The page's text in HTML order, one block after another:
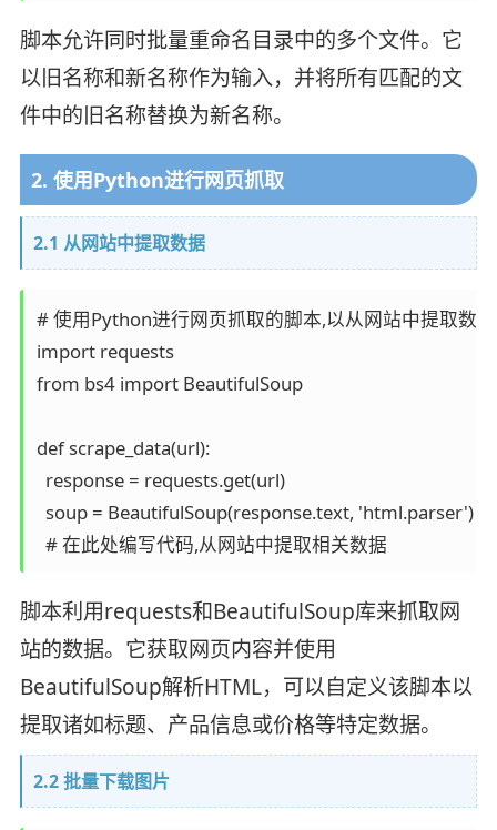
脚本允许同时批量重命名目录中的多个文件。它
以旧名称和新名称作为输入，并将所有匹配的文
件中的旧名称替换为新名称。
2. 使用Python进行网页抓取
2.1 从网站中提取数据
# 使用Python进行网页抓取的脚本,以从网站中提取数据
import requests
from bs4 import BeautifulSoup
def scrape_data(url):
  response = requests.get(url)
  soup = BeautifulSoup(response.text, 'html.parser')
脚本利用requests和BeautifulSoup库来抓取网
站的数据。它获取网页内容并使用
BeautifulSoup解析HTML，可以自定义该脚本以
提取诸如标题、产品信息或价格等特定数据。
2.2 批量下载图片